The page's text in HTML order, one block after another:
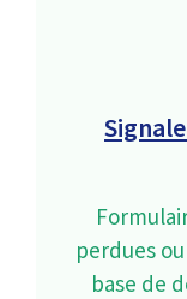
perdues
base de